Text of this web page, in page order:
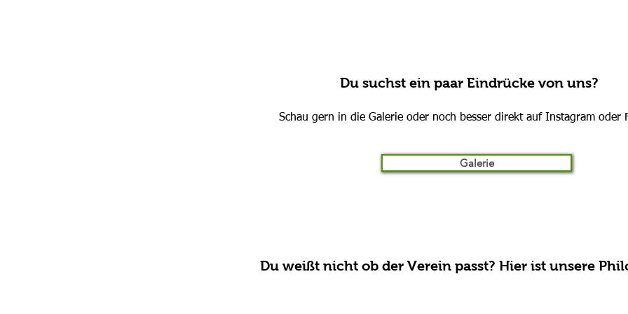
Du suchst ein paar Eindrücke von uns?
Schau gern in die Galerie oder noch besser direkt auf Instagram oder
Galerie
Du weißt nicht ob der Verein passt? Hier ist unsere